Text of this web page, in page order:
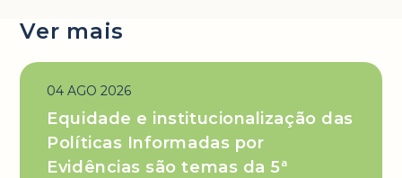
Ver mais
04 AGO 2026
Equidade e institucionalização das
Políticas Informadas por
Evidências são temas da 5ª